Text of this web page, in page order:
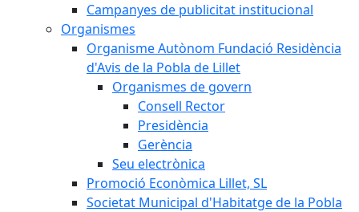
Campanyes de publicitat institucional
Organismes
Organisme Autònom Fundació Residència
d'Avis de la Pobla de Lillet
Organismes de govern
Consell Rector
Presidència
Gerència
Seu electrònica
Promoció Econòmica Lillet, SL
Societat Municipal d'Habitatge de la Pobla